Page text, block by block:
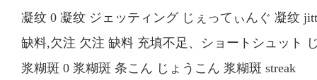
凝纹 0 凝纹 ジェッティング じぇってぃんぐ 凝纹
缺料,欠注 欠注 缺料 充填不足、ショートシュット
浆糊斑 0 浆糊斑 条こん じょうこん 浆糊斑 streak